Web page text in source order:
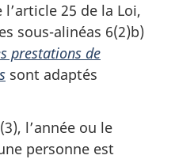
25 de la Loi,
sous-alinéas 6(2)b)
prestations de
sont adaptés
l’année ou le
personne est